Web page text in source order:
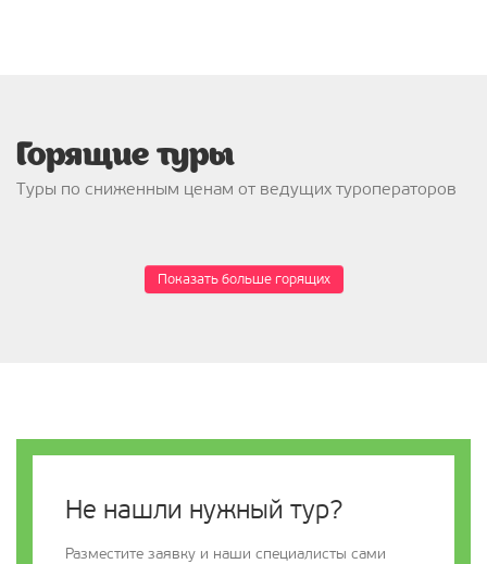
Горящие туры
Туры по сниженным ценам от ведущих туроператоров
Показать больше горящих
Не нашли нужный тур?
Разместите заявку и наши специалисты сами